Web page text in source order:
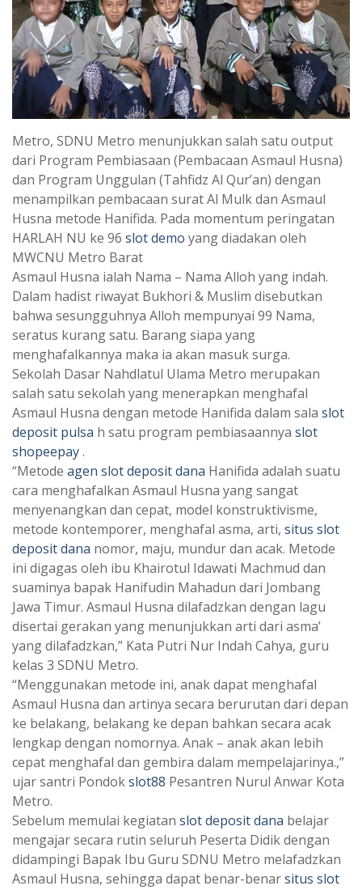
Metro, SDNU Metro menunjukkan salah satu output
dari Program Pembiasaan (Pembacaan Asmaul Husna)
‎dan Program Unggulan (Tahfidz Al Qur’an) dengan
menampilkan pembacaan surat Al Mulk dan Asmaul
Husna metode Hanifida. ‎Pada momentum peringatan
‎HARLAH NU ke 96 slot demo yang diadakan oleh
MWCNU Metro Barat
Asmaul Husna ialah Nama – Nama Alloh yang indah.
Dalam hadist riwayat Bukhori & Muslim ‎disebutkan
bahwa sesungguhnya Alloh mempunyai 99 Nama,
seratus kurang satu. Barang siapa yang
‎menghafalkannya maka ia akan masuk surga.
Sekolah Dasar Nahdlatul Ulama Metro merupakan
salah satu sekolah yang menerapkan ‎menghafal
Asmaul Husna dengan metode Hanifida dalam sala slot
deposit pulsa h satu program pembiasaannya slot
shopeepay. ‎
“Metode agen slot deposit dana Hanifida adalah suatu
cara menghafalkan ‎Asmaul Husna yang sangat
menyenangkan dan cepat, model konstruktivisme,
metode kontemporer, ‎menghafal asma, arti, situs slot
deposit dana nomor, maju, mundur dan acak. Metode
ini digagas oleh ibu Khairotul Idawati ‎Machmud dan
suaminya bapak Hanifudin Mahadun dari Jombang
Jawa Timur. Asmaul Husna dilafadzkan dengan lagu
disertai gerakan yang ‎menunjukkan arti dari asma’
yang dilafadzkan,” Kata Putri Nur Indah Cahya, guru
kelas 3 SDNU Metro.‎
“Menggunakan metode ini, anak dapat menghafal
Asmaul Husna dan artinya secara berurutan dari depan
ke ‎belakang, belakang ke depan bahkan secara acak
lengkap dengan nomornya. Anak – anak akan lebih
‎cepat menghafal dan gembira dalam mempelajarinya.,”
ujar santri Pondokslot88 Pesantren Nurul Anwar Kota
Metro.
Sebelum memulai kegiatan slot deposit dana belajar
mengajar secara rutin seluruh Peserta Didik dengan
didampingi Bapak Ibu Guru SDNU Metro melafadzkan
Asmaul Husna, sehingga dapat benar-benarsitus slot